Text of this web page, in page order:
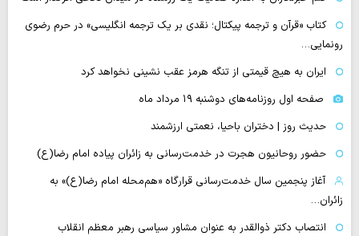
کتاب «قرآن و ترجمه پیکتال؛ نقدی بر یک ترجمه انگلیسی» در حرم رضوی
رونمایی…
ایران به هیچ قیمتی از تنگه هرمز عقب نشینی نخواهد کرد
صفحه اول روزنامه‌های دوشنبه ۱۹ مرداد ماه
حدیث روز | دختران باحیا، نعمتی ارزشمند
حضور روحانیون هجرت در خدمت‌رسانی به زائران پیاده امام رضا(ع)
آغاز پنجمین سال خدمت‌رسانی قرارگاه «هم‌محله امام رضا(ع)» به
زائران…
انتصاب دکتر ذوالقدر به عنوان مشاور سیاسی رهبر معظم انقلاب